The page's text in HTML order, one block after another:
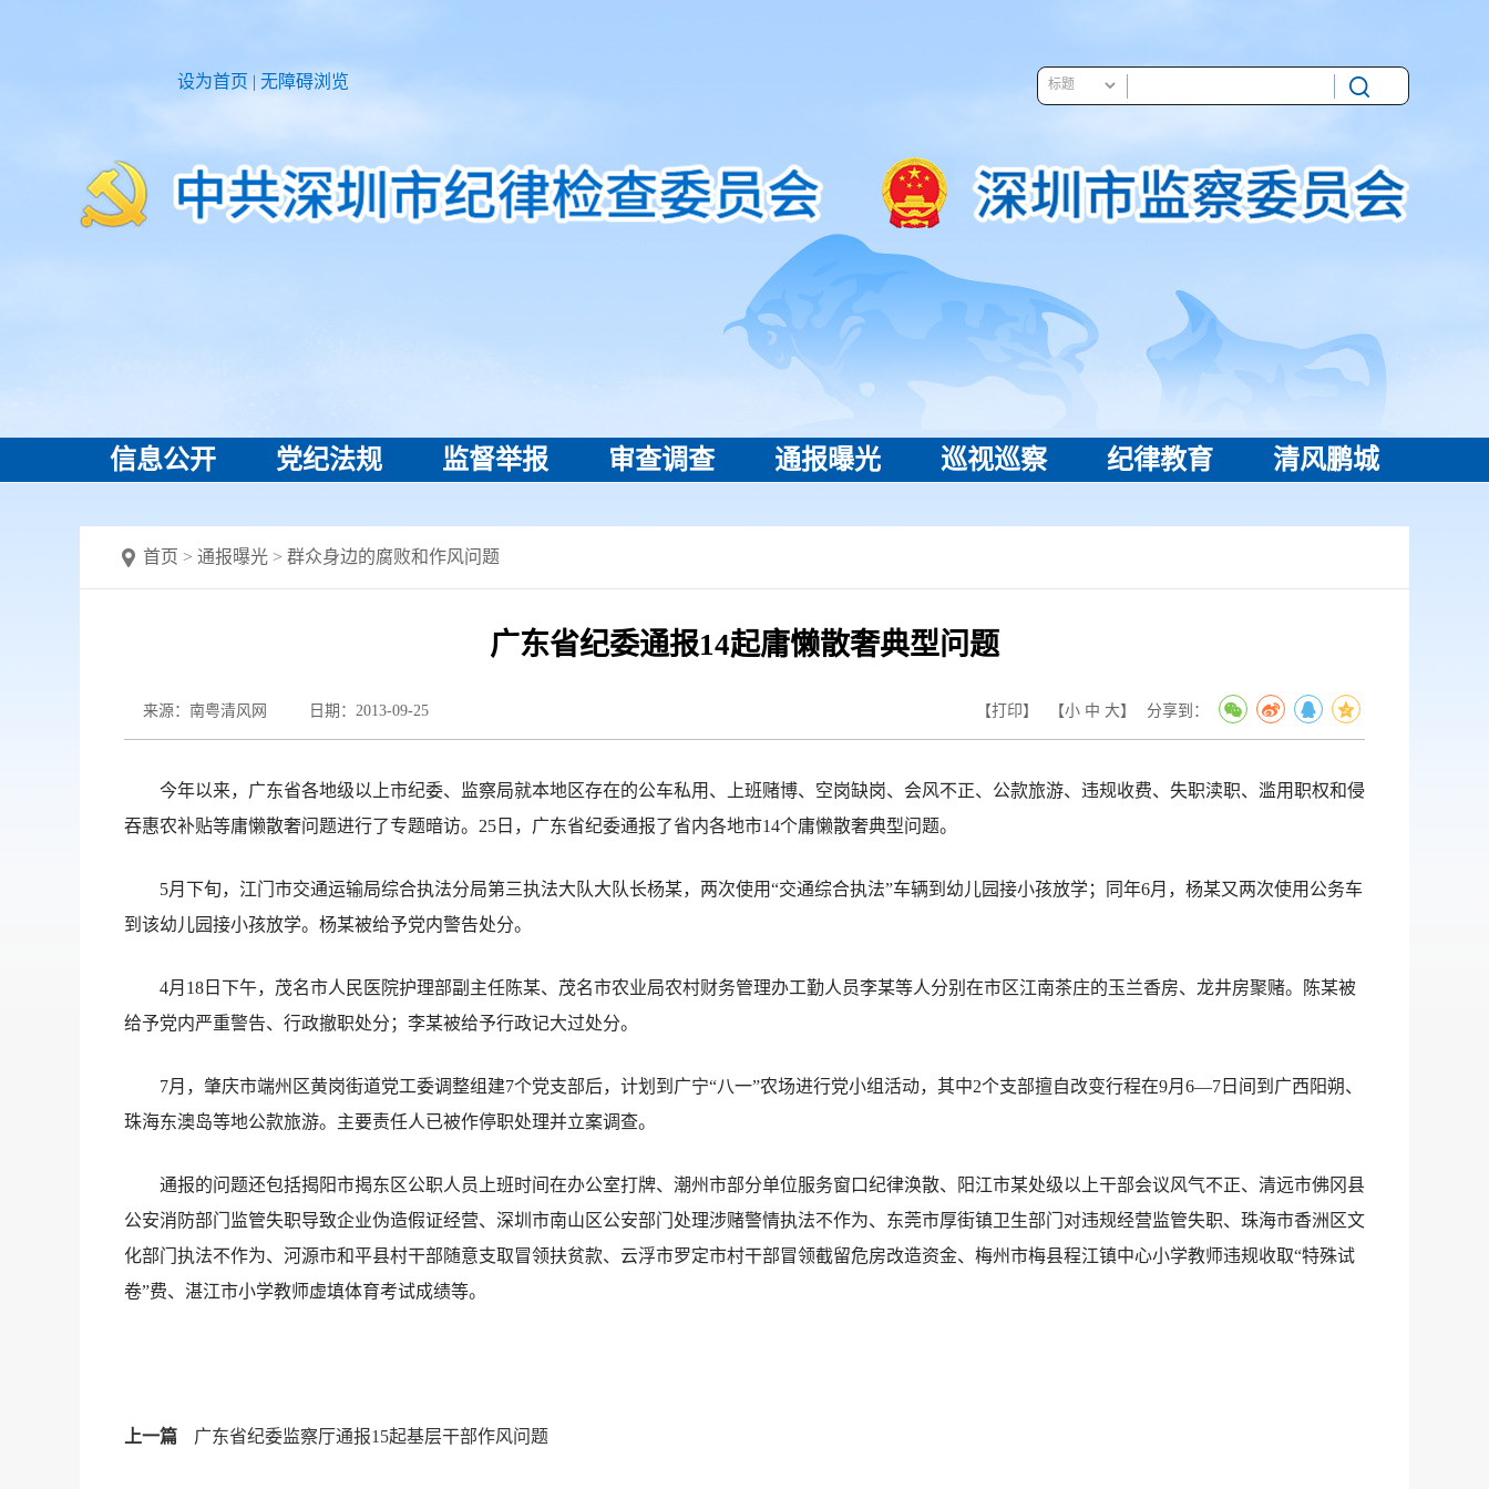
设为首页 | 无障碍浏览
信息公开 党纪法规 监督举报 审查调查 通报曝光 巡视巡察 纪律教育 清风鹏城
首页 > 通报曝光 > 群众身边的腐败和作风问题
广东省纪委通报14起庸懒散奢典型问题
来源：南粤清风网 日期：2013-09-25 【打印】 【小 中 大】 分享到：
今年以来，广东省各地级以上市纪委、监察局就本地区存在的公车私用、上班赌博、空岗缺岗、会风不正、公款旅游、违规收费、失职渎职、滥用职权和侵
吞惠农补贴等庸懒散奢问题进行了专题暗访。25日，广东省纪委通报了省内各地市14个庸懒散奢典型问题。
5月下旬，江门市交通运输局综合执法分局第三执法大队大队长杨某，两次使用“交通综合执法”车辆到幼儿园接小孩放学；同年6月，杨某又两次使用公务车
到该幼儿园接小孩放学。杨某被给予党内警告处分。
4月18日下午，茂名市人民医院护理部副主任陈某、茂名市农业局农村财务管理办工勤人员李某等人分别在市区江南茶庄的玉兰香房、龙井房聚赌。陈某被
给予党内严重警告、行政撤职处分；李某被给予行政记大过处分。
7月，肇庆市端州区黄岗街道党工委调整组建7个党支部后，计划到广宁“八一”农场进行党小组活动，其中2个支部擅自改变行程在9月6—7日间到广西阳朔、
珠海东澳岛等地公款旅游。主要责任人已被作停职处理并立案调查。
通报的问题还包括揭阳市揭东区公职人员上班时间在办公室打牌、潮州市部分单位服务窗口纪律涣散、阳江市某处级以上干部会议风气不正、清远市佛冈县
公安消防部门监管失职导致企业伪造假证经营、深圳市南山区公安部门处理涉赌警情执法不作为、东莞市厚街镇卫生部门对违规经营监管失职、珠海市香洲区文
化部门执法不作为、河源市和平县村干部随意支取冒领扶贫款、云浮市罗定市村干部冒领截留危房改造资金、梅州市梅县程江镇中心小学教师违规收取“特殊试
卷”费、湛江市小学教师虚填体育考试成绩等。
上一篇 广东省纪委监察厅通报15起基层干部作风问题